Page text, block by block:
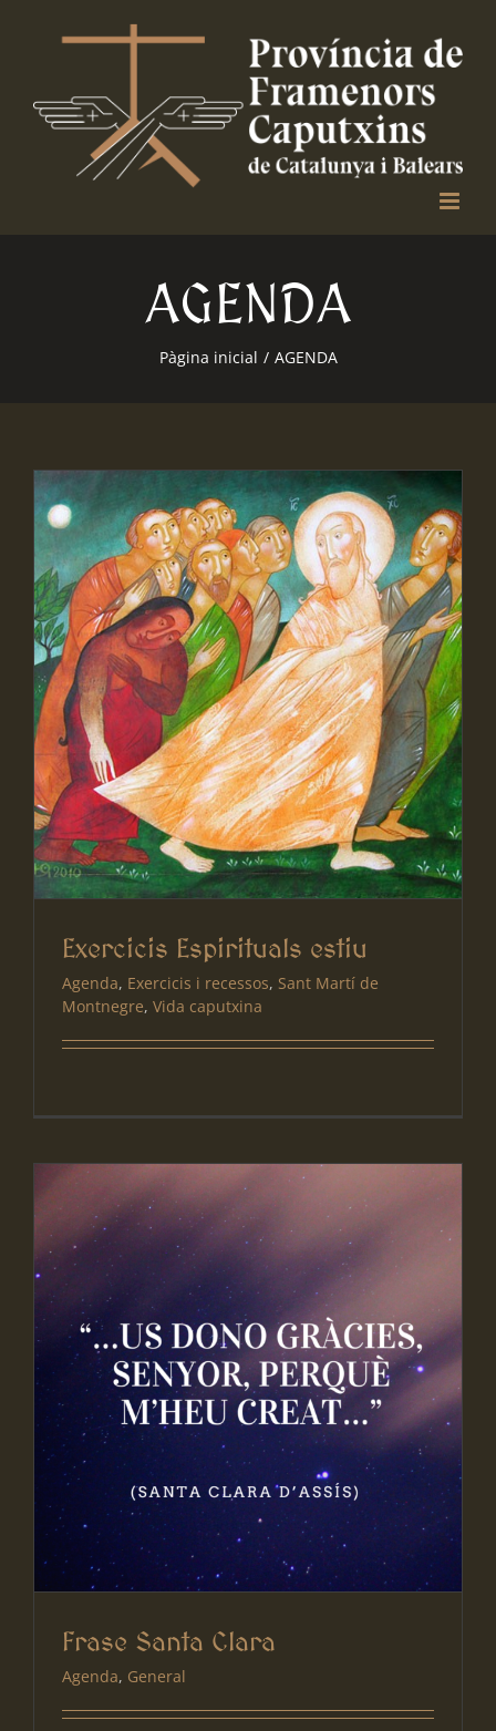
AGENDA
Pàgina inicial / AGENDA
Exercicis Espirituals estiu
Agenda, Exercicis i recessos, Sant Martí de
Montnegre, Vida caputxina
Frase Santa Clara
Agenda, General